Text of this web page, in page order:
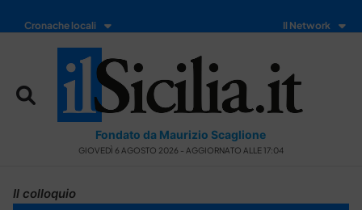
Cronache locali Il Network
Fondato da Maurizio Scaglione
GIOVEDÌ 6 AGOSTO 2026 - AGGIORNATO ALLE 17:04
Il colloquio